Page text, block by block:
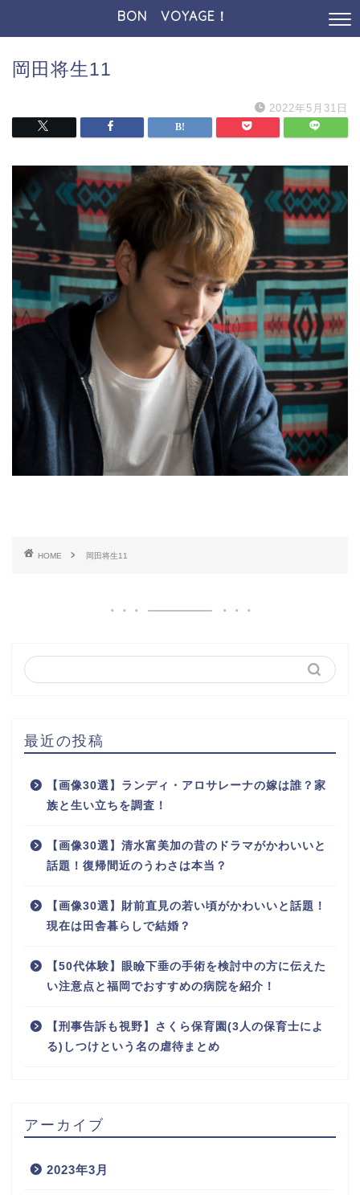
BON VOYAGE！
岡田将生11
2022年5月31日
HOME 岡田将生11
最近の投稿
【画像30選】ランディ・アロサレーナの嫁は誰？家
族と生い立ちを調査！
【画像30選】清水富美加の昔のドラマがかわいいと
話題！復帰間近のうわさは本当？
【画像30選】財前直見の若い頃がかわいいと話題！
現在は田舎暮らしで結婚？
【50代体験】眼瞼下垂の手術を検討中の方に伝えた
い注意点と福岡でおすすめの病院を紹介！
【刑事告訴も視野】さくら保育園(3人の保育士によ
る)しつけという名の虐待まとめ
アーカイブ
2023年3月